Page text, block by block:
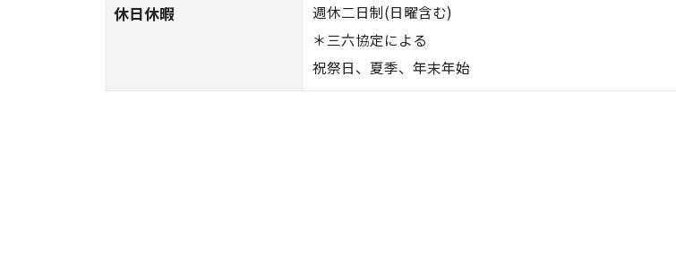
休日休暇
週休二日制(日曜含む)
＊三六協定による
祝祭日、夏季、年末年始